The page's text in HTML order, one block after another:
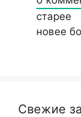
старее
новее
Свежие